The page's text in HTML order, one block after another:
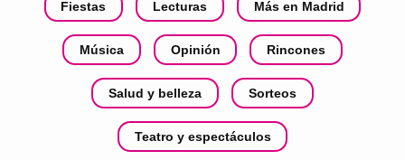
Fiestas Lecturas Más en Madrid
Música Opinión Rincones
Salud y belleza Sorteos
Teatro y espectáculos